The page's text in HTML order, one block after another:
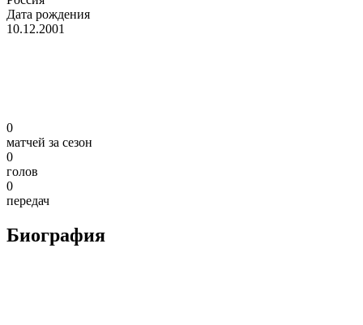
Дата рождения
10.12.2001
0
матчей за сезон
0
голов
0
передач
Биография